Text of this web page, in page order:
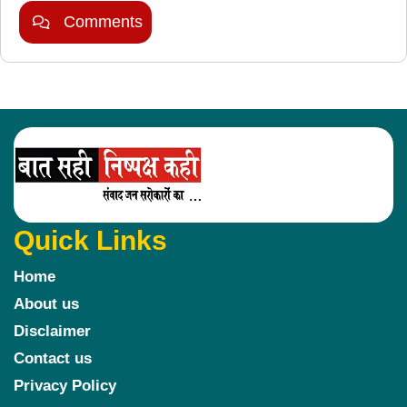
Comments
Quick Links
Home
About us
Disclaimer
Contact us
Privacy Policy